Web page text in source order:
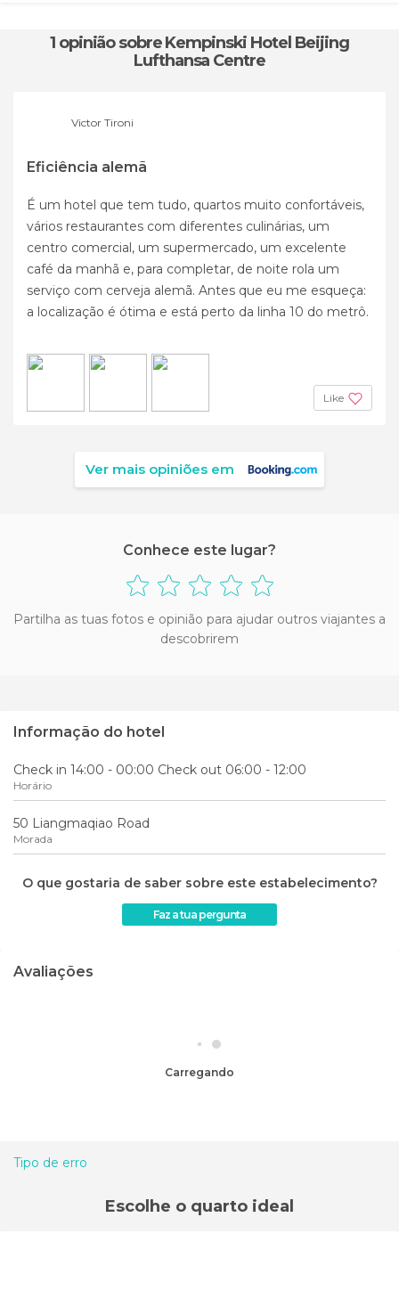
1 opiniãosobre Kempinski Hotel Beijing
Lufthansa Centre
Victor Tironi
Eficiência alemã
É um hotel que tem tudo, quartos muito confortáveis,
vários restaurantes com diferentes culinárias, um
centro comercial, um supermercado, um excelente
café da manhã e, para completar, de noite rola um
serviço com cerveja alemã. Antes que eu me esqueça:
a localização é ótima e está perto da linha 10 do metrô.
Like
Ver mais opiniões em
Conhece este lugar?
Partilha as tuas fotos e opinião para ajudar outros viajantes a
descobrirem
Informação do hotel
Check in 14:00 - 00:00 Check out 06:00 - 12:00
Horário
50 Liangmaqiao Road
Morada
O que gostaria de saber sobre este estabelecimento?
Faz a tua pergunta
Avaliações
Carregando
Tipo de erro
Escolhe o quarto ideal